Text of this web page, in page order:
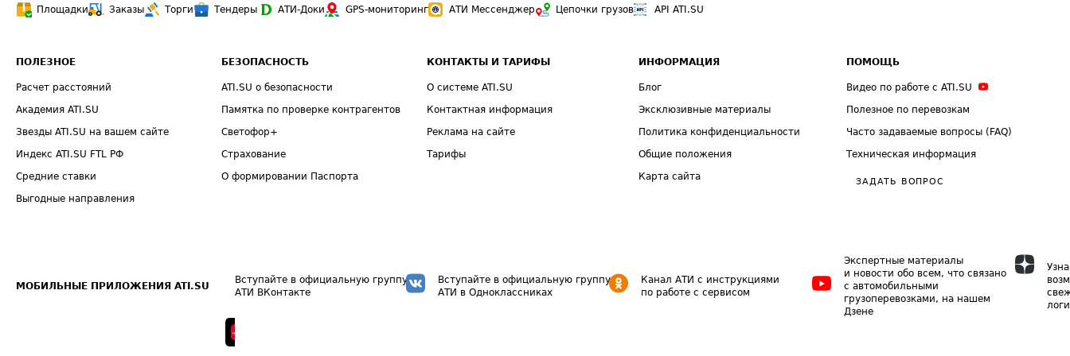
Площадки
Заказы Торги Тендеры АТИ-Доки GPS-мониторинг АТИ Мессенджер Цепочки грузов API ATI.SU
ПОЛЕЗНОЕ
Расчет расстояний
Академия ATI.SU
Звезды ATI.SU на вашем сайте
Индекс ATI.SU FTL РФ
Средние ставки
Выгодные направления
БЕЗОПАСНОСТЬ
ATI.SU о безопасности
Памятка по проверке контрагентов
Светофор+
Страхование
О формировании Паспорта
КОНТАКТЫ И ТАРИФЫ
О системе ATI.SU
Контактная информация
Реклама на сайте
Тарифы
ИНФОРМАЦИЯ
Блог
Эксклюзивные материалы
Политика конфиденциальности
Общие положения
Карта сайта
ПОМОЩЬ
Видео по работе с ATI.SU
Полезное по перевозкам
Часто задаваемые вопросы (FAQ)
Техническая информация
ЗАДАТЬ ВОПРОС
МОБИЛЬНЫЕ ПРИЛОЖЕНИЯ ATI.SU
Вступайте в официальную группу
АТИ ВКонтакте
Вступайте в официальную группу
АТИ в Одноклассниках
Канал АТИ с инструкциями
по работе с сервисом
Экспертные материалы
и новости обо всем, что связано
с автомобильными
грузоперевозками, на нашем
Дзене